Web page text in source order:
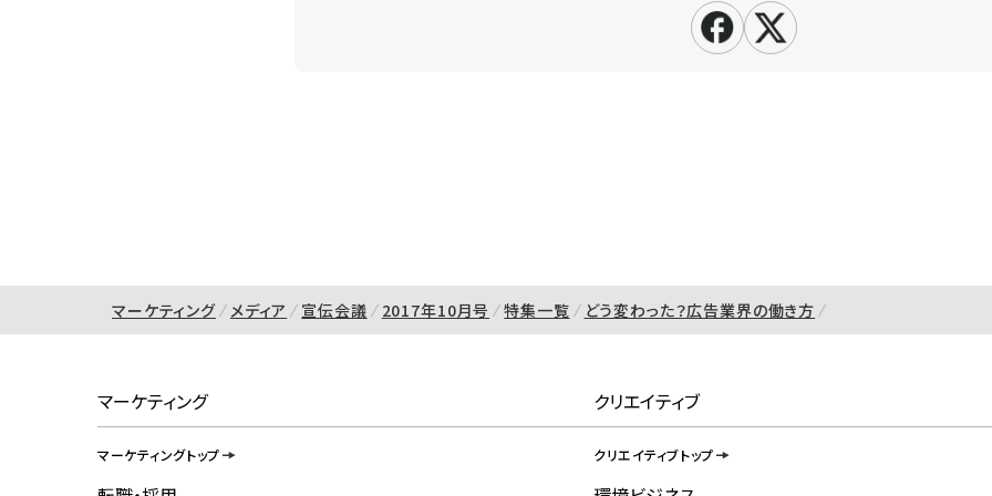
マーケティング メディア 宣伝会議 2017年10月号 特集一覧 どう変わった？広告業界の働き方
マーケティング
マーケティングトップ
クリエイティブ
クリエイティブトップ